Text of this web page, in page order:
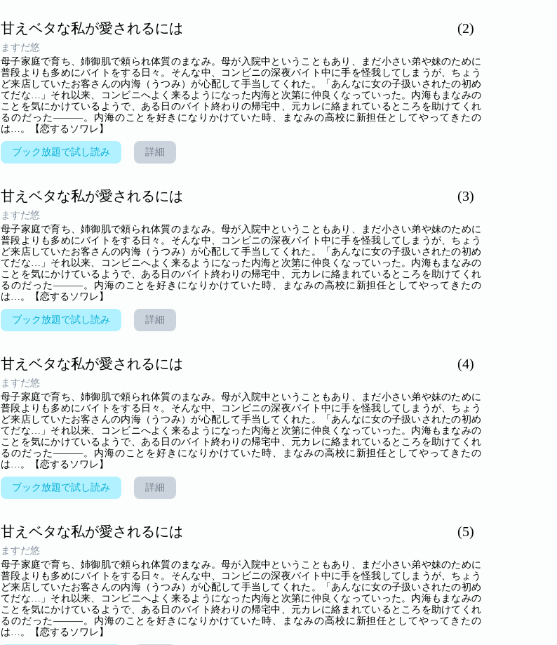
甘えベタな私が愛されるには (2)
ますだ悠
母子家庭で育ち、姉御肌で頼られ体質のまなみ。母が入院中ということもあり、まだ小さい弟や妹のために
普段よりも多めにバイトをする日々。そんな中、コンビニの深夜バイト中に手を怪我してしまうが、ちょう
ど来店していたお客さんの内海（うつみ）が心配して手当してくれた。「あんなに女の子扱いされたの初め
てだな…」それ以来、コンビニへよく来るようになった内海と次第に仲良くなっていった。内海もまなみの
ことを気にかけているようで、ある日のバイト終わりの帰宅中、元カレに絡まれているところを助けてくれ
るのだった―――。内海のことを好きになりかけていた時、まなみの高校に新担任としてやってきたの
は…。【恋するソワレ】
ブック放題で試し読み 詳細
甘えベタな私が愛されるには (3)
ますだ悠
母子家庭で育ち、姉御肌で頼られ体質のまなみ。母が入院中ということもあり、まだ小さい弟や妹のために
普段よりも多めにバイトをする日々。そんな中、コンビニの深夜バイト中に手を怪我してしまうが、ちょう
ど来店していたお客さんの内海（うつみ）が心配して手当してくれた。「あんなに女の子扱いされたの初め
てだな…」それ以来、コンビニへよく来るようになった内海と次第に仲良くなっていった。内海もまなみの
ことを気にかけているようで、ある日のバイト終わりの帰宅中、元カレに絡まれているところを助けてくれ
るのだった―――。内海のことを好きになりかけていた時、まなみの高校に新担任としてやってきたの
は…。【恋するソワレ】
ブック放題で試し読み 詳細
甘えベタな私が愛されるには (4)
ますだ悠
母子家庭で育ち、姉御肌で頼られ体質のまなみ。母が入院中ということもあり、まだ小さい弟や妹のために
普段よりも多めにバイトをする日々。そんな中、コンビニの深夜バイト中に手を怪我してしまうが、ちょう
ど来店していたお客さんの内海（うつみ）が心配して手当してくれた。「あんなに女の子扱いされたの初め
てだな…」それ以来、コンビニへよく来るようになった内海と次第に仲良くなっていった。内海もまなみの
ことを気にかけているようで、ある日のバイト終わりの帰宅中、元カレに絡まれているところを助けてくれ
るのだった―――。内海のことを好きになりかけていた時、まなみの高校に新担任としてやってきたの
は…。【恋するソワレ】
ブック放題で試し読み 詳細
甘えベタな私が愛されるには (5)
ますだ悠
母子家庭で育ち、姉御肌で頼られ体質のまなみ。母が入院中ということもあり、まだ小さい弟や妹のために
普段よりも多めにバイトをする日々。そんな中、コンビニの深夜バイト中に手を怪我してしまうが、ちょう
ど来店していたお客さんの内海（うつみ）が心配して手当してくれた。「あんなに女の子扱いされたの初め
てだな…」それ以来、コンビニへよく来るようになった内海と次第に仲良くなっていった。内海もまなみの
ことを気にかけているようで、ある日のバイト終わりの帰宅中、元カレに絡まれているところを助けてくれ
るのだった―――。内海のことを好きになりかけていた時、まなみの高校に新担任としてやってきたの
は…。【恋するソワレ】